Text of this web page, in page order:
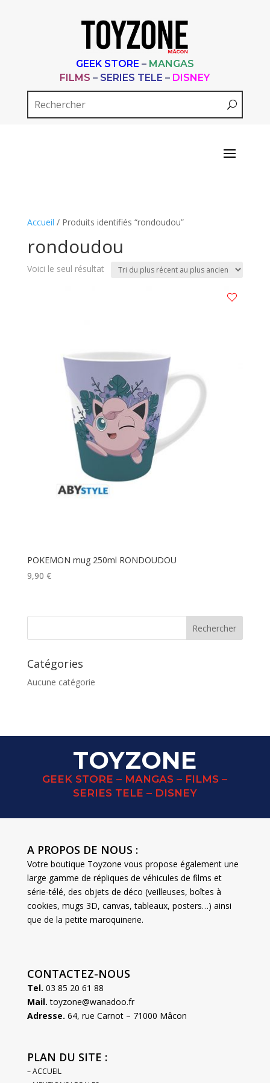
GEEK STORE – MANGAS
FILMS – SERIES TELE – DISNEY
Accueil / Produits identifiés “rondoudou”
rondoudou
Voici le seul résultat
POKEMON mug 250ml RONDOUDOU
9,90 €
Catégories
Aucune catégorie
TOYZONE
GEEK STORE – MANGAS – FILMS –
SERIES TELE – DISNEY
A PROPOS DE NOUS :
Votre boutique Toyzone vous propose également une
large gamme de répliques de véhicules de films et
série-télé, des objets de déco (veilleuses, boîtes à
cookies, mugs 3D, canvas, tableaux, posters…) ainsi
que de la petite maroquinerie.
CONTACTEZ-NOUS
Tel. 03 85 20 61 88
Mail. toyzone@wanadoo.fr
Adresse. 64, rue Carnot – 71000 Mâcon
PLAN DU SITE :
– ACCUEIL